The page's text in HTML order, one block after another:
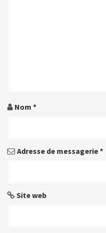
'
t
c
Nom *
Adresse de messagerie*
Site web